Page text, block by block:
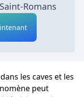
Romans
les caves et les
peut